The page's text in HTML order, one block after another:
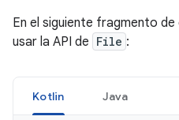
En el siguiente fragmento
usar la API de File :
Kotlin Java